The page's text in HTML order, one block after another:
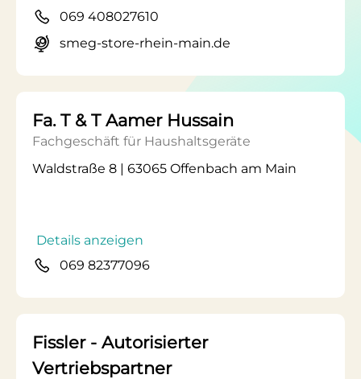
069 408027610
smeg-store-rhein-main.de
Fa. T & T Aamer Hussain
Fachgeschäft für Haushaltsgeräte
Waldstraße 8 | 63065 Offenbach am Main
Details anzeigen
069 82377096
Fissler - Autorisierter
Vertriebspartner